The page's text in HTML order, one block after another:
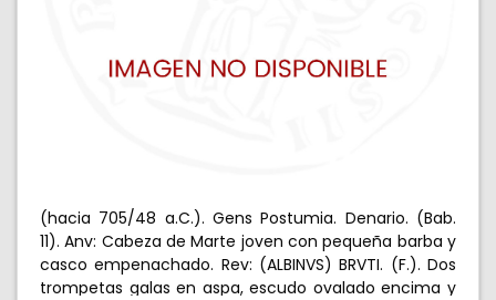
(hacia 705/48 a.C.). Gens Postumia. Denario. (Bab.
11). Anv: Cabeza de Marte joven con pequeña barba y
casco empenachado. Rev: (ALBINVS) BRVTI. (F.). Dos
trompetas galas en aspa, escudo ovalado encima y